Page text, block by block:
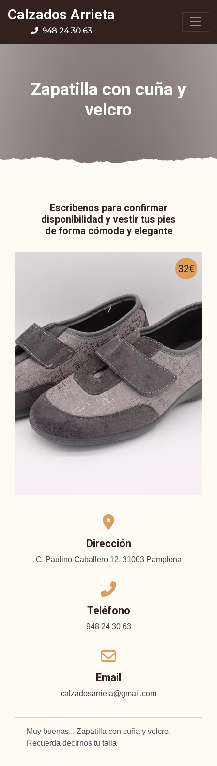
Calzados Arrieta
948 24 30 63
Zapatilla con cuña y
velcro
Escribenos para confirmar
disponibilidad y vestir tus pies
de forma cómoda y elegante
32€
Dirección
C. Paulino Caballero 12, 31003 Pamplona
Teléfono
948 24 30 63
Email
calzadosarrieta@gmail.com